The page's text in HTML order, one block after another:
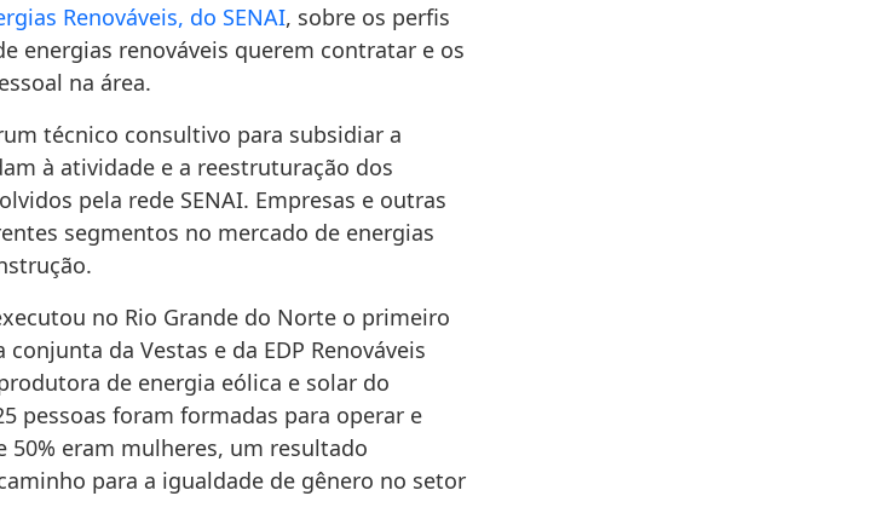
Renováveis, do SENAI, sobre os perfis
energias renováveis querem contratar e os
na área.
técnico consultivo para subsidiar a
à atividade e a reestruturação dos
pela rede SENAI. Empresas e outras
segmentos no mercado de energias
no Rio Grande do Norte o primeiro
conjunta da Vestas e da EDP Renováveis
de energia eólica e solar do
pessoas foram formadas para operar e
50% eram mulheres, um resultado
para a igualdade de gênero no setor